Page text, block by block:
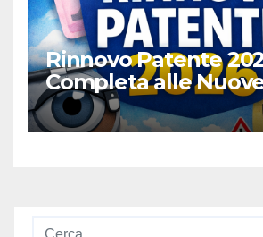
Rinnovo Patente
Completa alle
Digitalizzazione e